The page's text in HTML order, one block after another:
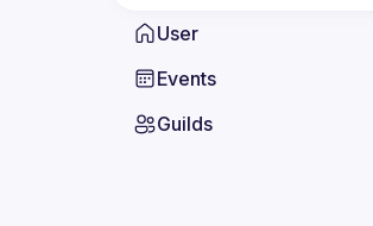
User
Events
Guilds